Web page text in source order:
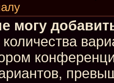
могу